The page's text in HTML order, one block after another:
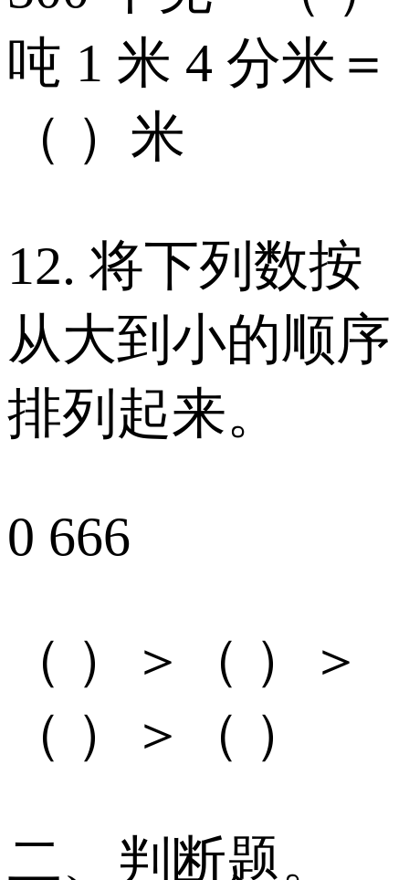
吨 1 米 4 分米＝
（ ）米
12. 将下列数按
从大到小的顺序
排列起来。
0 666
（ ）＞（ ）＞
（ ）＞（ ）
二、判断题。